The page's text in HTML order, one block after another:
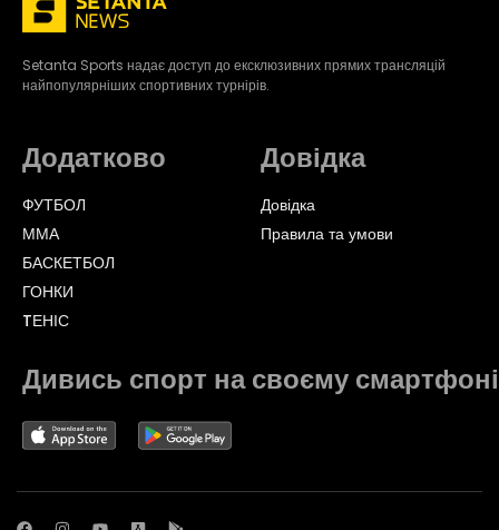
Setanta Sports надає доступ до ексклюзивних прямих трансляцій
найпопулярніших спортивних турнірів.
Додатково
ФУТБОЛ
ММА
БАСКЕТБОЛ
ГОНКИ
TЕНІС
Довідка
Довідка
Правила та умови
Дивись спорт на своєму смартфоні